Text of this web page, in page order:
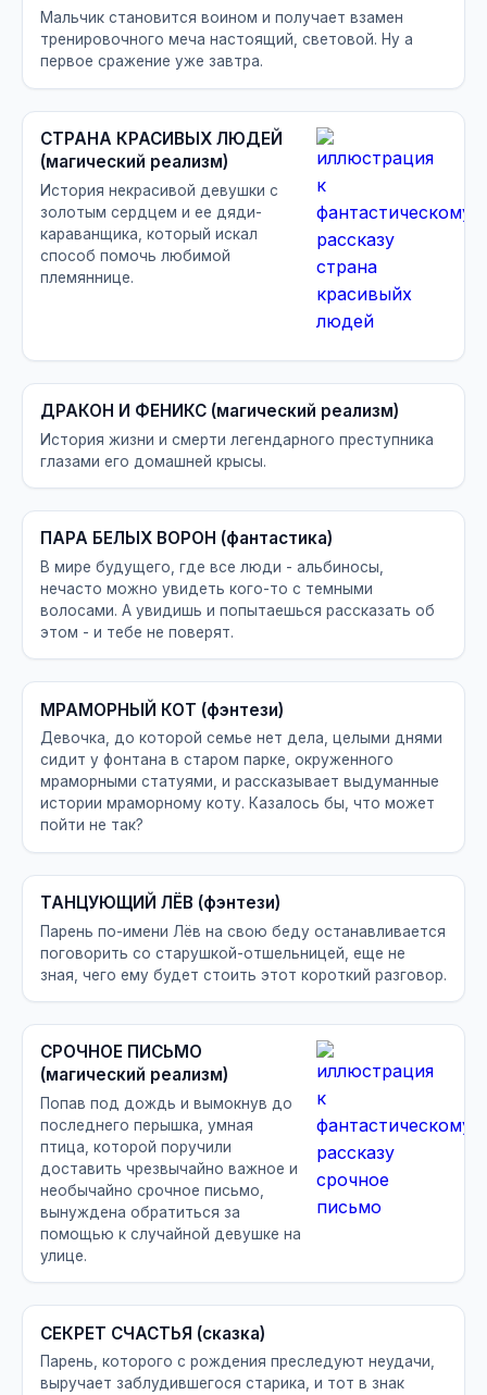
Мальчик становится воином и получает взамен
тренировочного меча настоящий, световой. Ну а
первое сражение уже завтра.
СТРАНА КРАСИВЫХ ЛЮДЕЙ
(магический реализм)
История некрасивой девушки с
золотым сердцем и ее дяди-
караванщика, который искал
способ помочь любимой
племяннице.
ДРАКОН И ФЕНИКС (магический реализм)
История жизни и смерти легендарного преступника
глазами его домашней крысы.
ПАРА БЕЛЫХ ВОРОН (фантастика)
В мире будущего, где все люди - альбиносы,
нечасто можно увидеть кого-то с темными
волосами. А увидишь и попытаешься рассказать об
этом - и тебе не поверят.
МРАМОРНЫЙ КОТ (фэнтези)
Девочка, до которой семье нет дела, целыми днями
сидит у фонтана в старом парке, окруженного
мраморными статуями, и рассказывает выдуманные
истории мраморному коту. Казалось бы, что может
пойти не так?
ТАНЦУЮЩИЙ ЛЁВ (фэнтези)
Парень по-имени Лёв на свою беду останавливается
поговорить со старушкой-отшельницей, еще не
зная, чего ему будет стоить этот короткий разговор.
СРОЧНОЕ ПИСЬМО
(магический реализм)
Попав под дождь и вымокнув до
последнего перышка, умная
птица, которой поручили
доставить чрезвычайно важное и
необычайно срочное письмо,
вынуждена обратиться за
помощью к случайной девушке на
улице.
СЕКРЕТ СЧАСТЬЯ (сказка)
Парень, которого с рождения преследуют неудачи,
выручает заблудившегося старика, и тот в знак